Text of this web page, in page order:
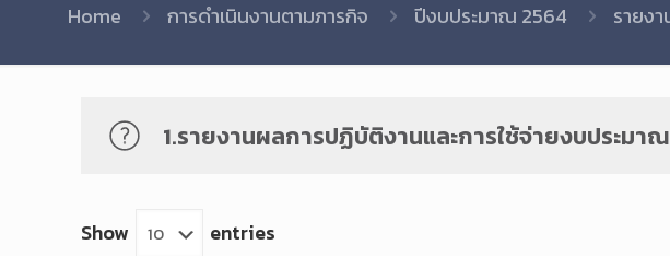
Home การดำเนินงานตามภารกิจ ปีงบประมาณ 2564 รายง
1.รายงานผลการปฏิบัติงานและการใช้จ่ายงบประมา
Show entries